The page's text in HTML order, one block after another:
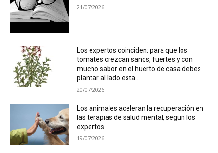
21/07/2026
Los expertos coinciden: para que los
tomates crezcan sanos, fuertes y con
mucho sabor en el huerto de casa debes
plantar al lado esta...
20/07/2026
Los animales aceleran la recuperación en
las terapias de salud mental, según los
expertos
19/07/2026